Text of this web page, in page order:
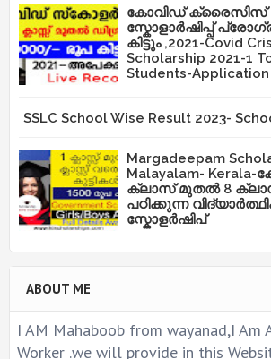
കോവിഡ് ക്രൈസിസ്
സ്കോളാർഷിപ്പ്
കിട്ടും ,2021-Covid
Scholarship 2021-1
Students-Application
SSLC School Wise Result 2023-
Margadeepam
Malayalam- Kerala-
ക്ലാസ് മുതൽ 8
പഠിക്കുന്ന
സ്കോളർഷിപ്
ABOUT ME
I AM Mahaboob from wayanad,I Am
Worker .we will provide in this